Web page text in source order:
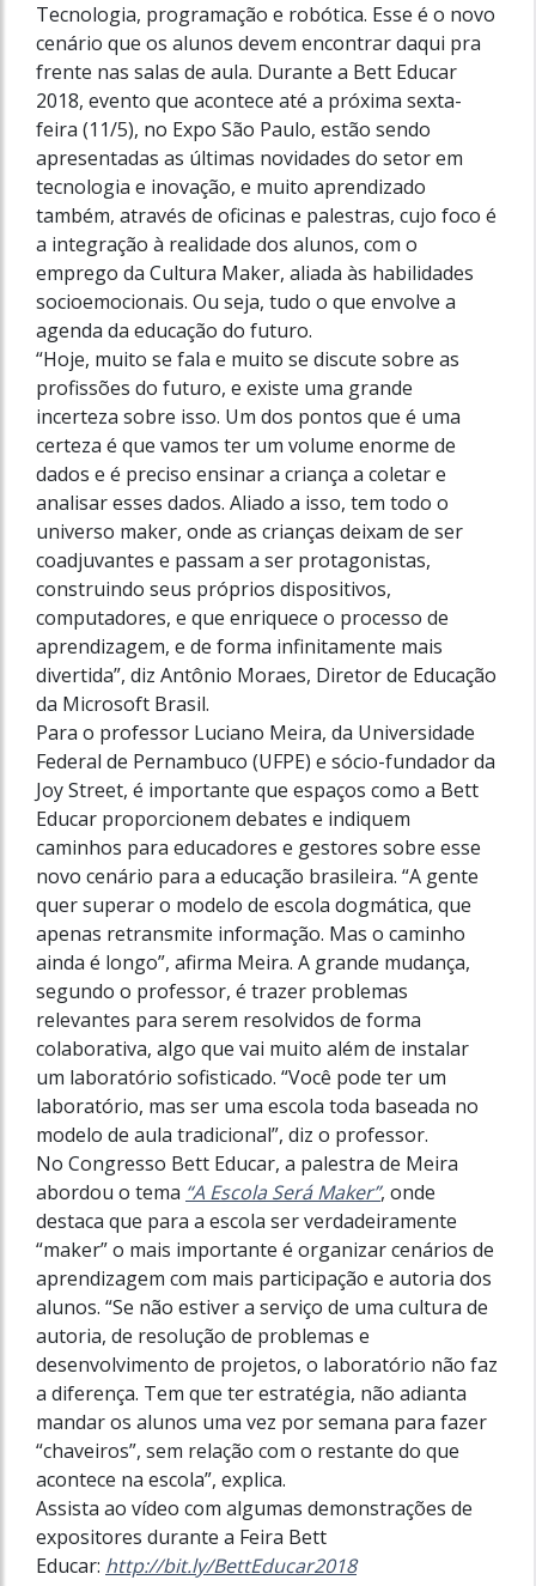
Tecnologia, programação e robótica. Esse é o novo
cenário que os alunos devem encontrar daqui pra
frente nas salas de aula. Durante a Bett Educar
2018, evento que acontece até a próxima sexta-
feira (11/5), no Expo São Paulo, estão sendo
apresentadas as últimas novidades do setor em
tecnologia e inovação, e muito aprendizado
também, através de oficinas e palestras, cujo foco é
a integração à realidade dos alunos, com o
emprego da Cultura Maker, aliada às habilidades
socioemocionais. Ou seja, tudo o que envolve a
agenda da educação do futuro.
“Hoje, muito se fala e muito se discute sobre as
profissões do futuro, e existe uma grande
incerteza sobre isso. Um dos pontos que é uma
certeza é que vamos ter um volume enorme de
dados e é preciso ensinar a criança a coletar e
analisar esses dados. Aliado a isso, tem todo o
universo maker, onde as crianças deixam de ser
coadjuvantes e passam a ser protagonistas,
construindo seus próprios dispositivos,
computadores, e que enriquece o processo de
aprendizagem, e de forma infinitamente mais
divertida”, diz Antônio Moraes, Diretor de Educação
da Microsoft Brasil.
Para o professor Luciano Meira, da Universidade
Federal de Pernambuco (UFPE) e sócio-fundador da
Joy Street, é importante que espaços como a Bett
Educar proporcionem debates e indiquem
caminhos para educadores e gestores sobre esse
novo cenário para a educação brasileira. “A gente
quer superar o modelo de escola dogmática, que
apenas retransmite informação. Mas o caminho
ainda é longo”, afirma Meira. A grande mudança,
segundo o professor, é trazer problemas
relevantes para serem resolvidos de forma
colaborativa, algo que vai muito além de instalar
um laboratório sofisticado. “Você pode ter um
laboratório, mas ser uma escola toda baseada no
modelo de aula tradicional”, diz o professor.
No Congresso Bett Educar, a palestra de Meira
abordou o tema “A Escola Será Maker”, onde
destaca que para a escola ser verdadeiramente
“maker” o mais importante é organizar cenários de
aprendizagem com mais participação e autoria dos
alunos. “Se não estiver a serviço de uma cultura de
autoria, de resolução de problemas e
desenvolvimento de projetos, o laboratório não faz
a diferença. Tem que ter estratégia, não adianta
mandar os alunos uma vez por semana para fazer
“chaveiros”, sem relação com o restante do que
acontece na escola”, explica.
Assista ao vídeo com algumas demonstrações de
expositores durante a Feira Bett
Educar: http://bit.ly/BettEducar2018